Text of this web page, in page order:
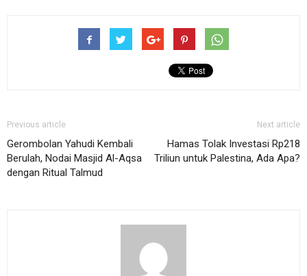
Previous article
Gerombolan Yahudi Kembali
Berulah, Nodai Masjid Al-Aqsa
dengan Ritual Talmud
Next article
Hamas Tolak Investasi Rp218
Triliun untuk Palestina, Ada Apa?